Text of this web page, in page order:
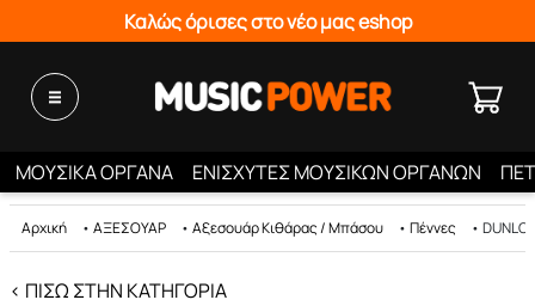
Καλώς όρισες στο νέο μας eshop
ΜΟΥΣΙΚΑ ΟΡΓΑΝΑ ΕΝΙΣΧΥΤΕΣ ΜΟΥΣΙΚΩΝ ΟΡΓΑΝΩΝ
Αρχική • ΑΞΕΣΟΥΑΡ • Αξεσουάρ Κιθάρας / Μπάσου • Πέννες •
< ΠΊΣΩ ΣΤΗΝ ΚΑΤΗΓΟΡΊΑ